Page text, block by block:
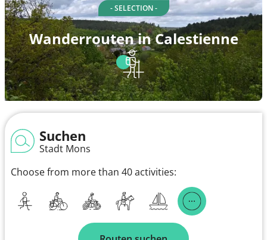
- SELECTION -
Wanderrouten in Calestienne
Suchen
Stadt Mons
Choose from more than 40 activities: